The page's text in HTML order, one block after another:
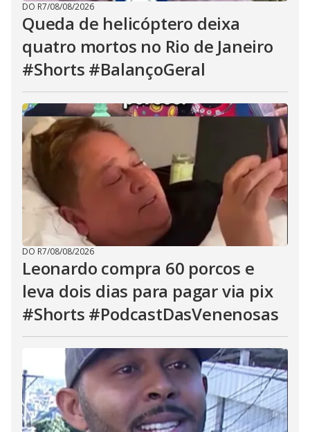
DO R7/08/08/2026
Queda de helicóptero deixa
quatro mortos no Rio de Janeiro
#Shorts #BalançoGeral
DO R7/08/08/2026
Leonardo compra 60 porcos e
leva dois dias para pagar via pix
#Shorts #PodcastDasVenenosas